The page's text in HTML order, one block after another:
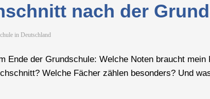
nach der
in Deutschland
Ende der Grundschule: Welche Noten braucht
Welche Fächer zählen besonders? Und